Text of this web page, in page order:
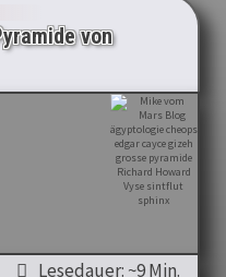
von
Lesedauer: ~9 Min.